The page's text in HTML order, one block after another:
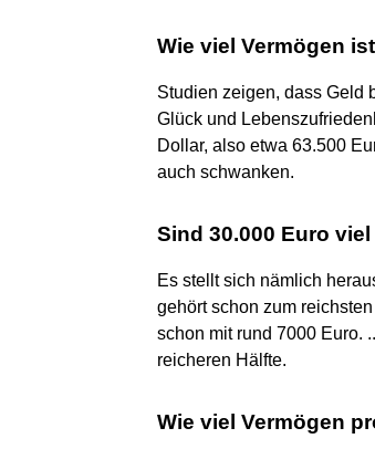
Wie viel Vermögen
Studien zeigen, dass Geld
Glück und
Dollar, also etwa 63.500
auch schwanken.
Sind 30.000 Euro
Es stellt sich nämlich
gehört schon zum
schon mit rund 7000 Euro.
reicheren Hälfte.
Wie viel Vermögen